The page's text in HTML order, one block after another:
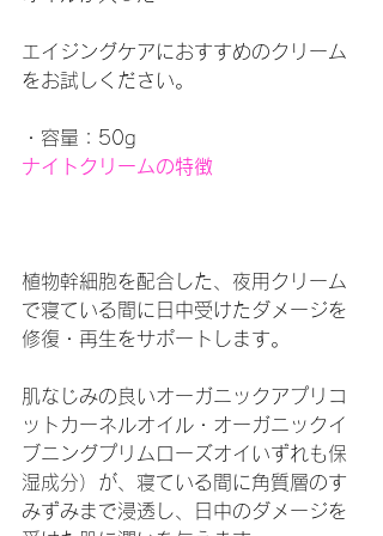
エイジングケアにおすすめのクリーム
をお試しください。
・容量：50g
ナイトクリームの特徴
植物幹細胞を配合した、夜用クリーム
で寝ている間に日中受けたダメージを
修復・再生をサポートします。
肌なじみの良いオーガニックアプリコ
ットカーネルオイル・オーガニックイ
ブニングプリムローズオイいずれも保
湿成分）が、寝ている間に角質層のす
みずみまで浸透し、日中のダメージを